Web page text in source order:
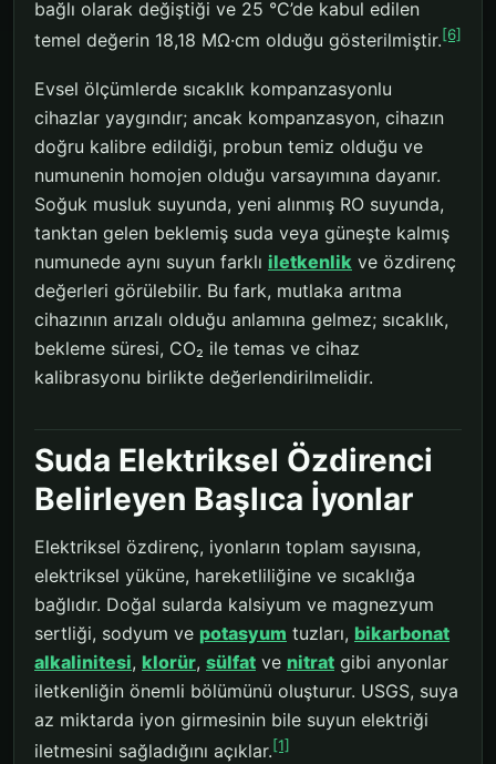
bağlı olarak değiştiği ve 25 °C’de kabul edilen
temel değerin 18,18 MΩ·cm olduğu gösterilmiştir.[6]
Evsel ölçümlerde sıcaklık kompanzasyonlu
cihazlar yaygındır; ancak kompanzasyon, cihazın
doğru kalibre edildiği, probun temiz olduğu ve
numunenin homojen olduğu varsayımına dayanır.
Soğuk musluk suyunda, yeni alınmış RO suyunda,
tanktan gelen beklemiş suda veya güneşte kalmış
numunede aynı suyun farklı iletkenlik ve özdirenç
değerleri görülebilir. Bu fark, mutlaka arıtma
cihazının arızalı olduğu anlamına gelmez; sıcaklık,
bekleme süresi, CO₂ ile temas ve cihaz
kalibrasyonu birlikte değerlendirilmelidir.
Suda Elektriksel Özdirenci
Belirleyen Başlıca İyonlar
Elektriksel özdirenç, iyonların toplam sayısına,
elektriksel yüküne, hareketliliğine ve sıcaklığa
bağlıdır. Doğal sularda kalsiyum ve magnezyum
sertliği, sodyum ve potasyum tuzları, bikarbonat
alkalinitesi, klorür, sülfat ve nitrat gibi anyonlar
iletkenliğin önemli bölümünü oluşturur. USGS, suya
az miktarda iyon girmesinin bile suyun elektriği
iletmesini sağladığını açıklar.[1]